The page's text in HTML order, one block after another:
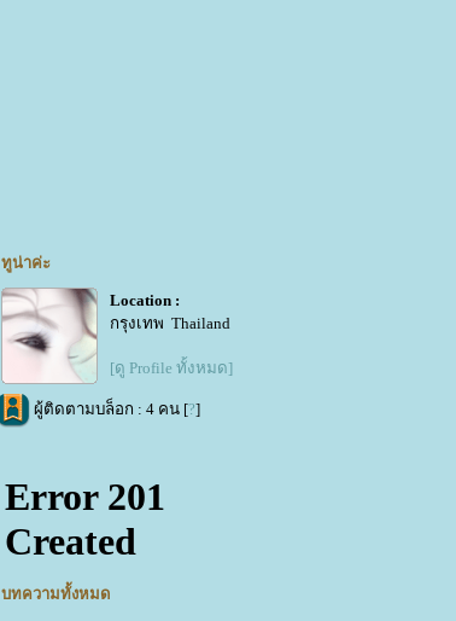
ทูน่าค่ะ
Location :
กรุงเทพ Thailand
[ดู Profile ทั้งหมด]
ผู้ติดตามบล็อก : 4 คน [?]
บทความทั้งหมด